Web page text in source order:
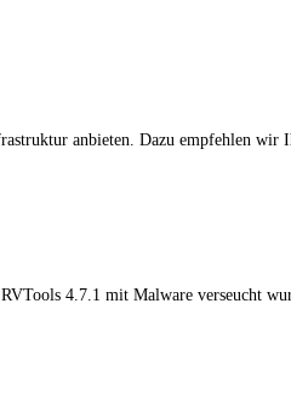
anbieten. Dazu empfehlen wir
4.7.1 mit Malware verseucht